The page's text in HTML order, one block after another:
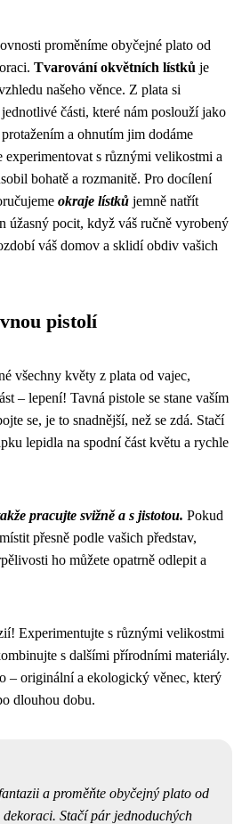
proměníme obyčejné plato od
Tvarování okvětních lístků je
našeho věnce. Z plata si
části, které nám poslouží jako
a ohnutím jim dodáme
experimentovat s různými velikostmi a
bohatě a rozmanitě. Pro docílení
okraje lístků jemně natřít
úžasný pocit, když váš ručně vyrobený
váš domov a sklidí obdiv vašich
pistolí
všechny květy z plata od vajec,
– lepení! Tavná pistole se stane vaším
se, je to snadnější, než se zdá. Stačí
lepidla na spodní část květu a rychle
pracujte svižně a s jistotou. Pokud
přesně podle vašich představ,
ho můžete opatrně odlepit a
Experimentujte s různými velikostmi
s dalšími přírodními materiály.
– originální a ekologický věnec, který
dlouhou dobu.
a proměňte obyčejný plato od
Stačí pár jednoduchých